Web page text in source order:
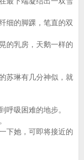
细的脚踝，笔直的双
的乳房，天鹅一样的
琳有几分神似，就
吸困难的地步。
她，可即将接近的